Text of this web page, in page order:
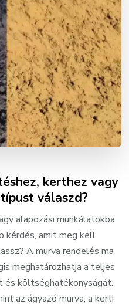
kerthez vagy
válaszd?
alapozási munkálatokba
kérdés, amit meg kell
A murva rendelés ma
meghatározhatja a teljes
és költséghatékonyságát.
az ágyazó murva, a kerti